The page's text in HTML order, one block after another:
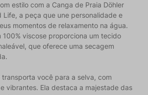
estilo com a Canga de Praia Döhler
Life, a peça que une personalidade e
momentos de relaxamento na água.
100% viscose proporciona um tecido
que oferece uma secagem
você para a selva, com
vibrantes. Ela destaca a majestade das